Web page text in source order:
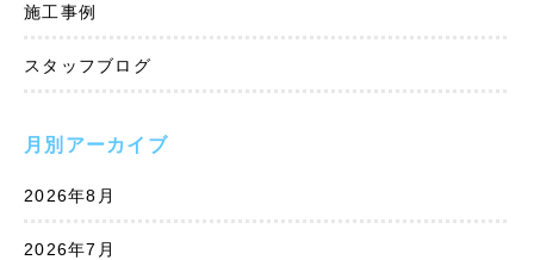
施工事例
スタッフブログ
月別アーカイブ
2026年8月
2026年7月